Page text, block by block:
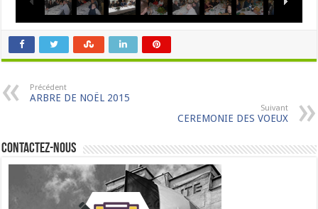
Précédent
ARBRE DE NOËL 2015
Suivant
CEREMONIE DES VOEUX
Contactez-nous